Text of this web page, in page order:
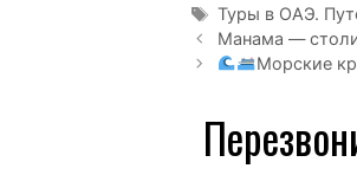
Туры в ОАЭ.
Манама —
Морские